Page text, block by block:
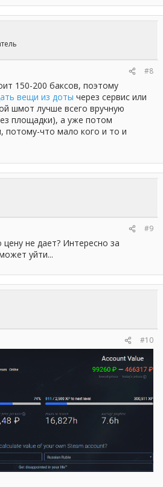
#8
150-200 баксов, поэтому
вещи из доты через сервис или
шмот лучше всего вручную
площадки), а уже потом
потому-что мало кого и то и
#9
не дает? Интересно за
уйти...
#10